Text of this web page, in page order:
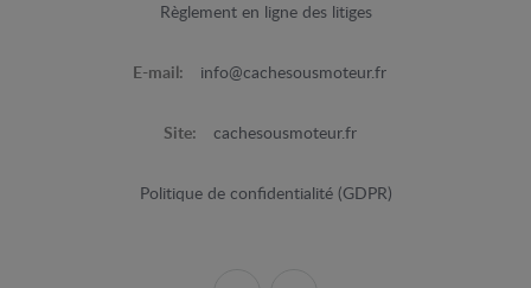
Règlement en ligne des litiges
E-mail: info@cachesousmoteur.fr
Site: cachesousmoteur.fr
Politique de confidentialité (GDPR)